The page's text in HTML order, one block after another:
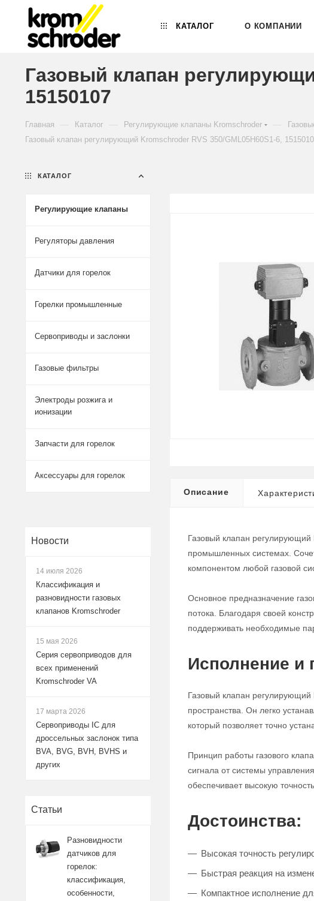
КАТАЛОГ О КОМПАНИИ
Газовый клапан
15150107
Главная Каталог Регулирующие клапаны Kromschroder
Газовый клапан регулирующий Kromschroder RVS 350/GML05H60S1-6,
Описание
Газовый клапан регулирующий
промышленных системах.
компонентом любой газовой
Основное предназначение
потока. Благодаря своей
поддерживать необходимые
Исполнение и
Газовый клапан
пространства. Он легко
который позволяет точно
Принцип работы газового
сигнала от системы
обеспечивает высокую
Достоинства:
Высокая точность
Быстрая реакция на
Компактное исполнение
КАТАЛОГ
Регулирующие клапаны
Регуляторы давления
Датчики для горелок
Горелки промышленные
Сервоприводы и заслонки
Газовые фильтры
Электроды розжига и
ионизации
Запчасти для горелок
Аксессуары для горелок
Новости
14 июля 2026
Классификация и
разновидности газовых
клапанов Kromschroder
15 мая 2026
Серия сервоприводов для
всех применений
Kromschroder VA
17 марта 2026
Сервоприводы IC для
дроссельных заслонок типа
BVA, BVG, BVH, BVHS и
других
Статьи
Разновидности
датчиков для
горелок:
классификация,
особенности,